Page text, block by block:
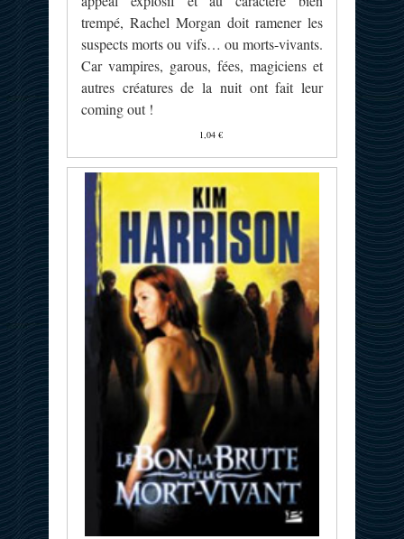
trempé, Rachel Morgan doit ramener les
suspects morts ou vifs… ou morts-vivants.
Car vampires, garous, fées, magiciens et
autres créatures de la nuit ont fait leur
coming out !
1,04 €